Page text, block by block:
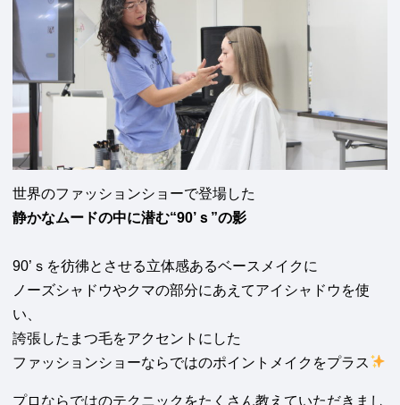
世界のファッションショーで登場した
静かなムードの中に潜む“90’ｓ”の影
90’ｓを彷彿とさせる立体感あるベースメイクに
ノーズシャドウやクマの部分にあえてアイシャドウを使
い、
誇張したまつ毛をアクセントにした
ファッションショーならではのポイントメイクをプラス
プロならではのテクニックをたくさん教えていただきまし